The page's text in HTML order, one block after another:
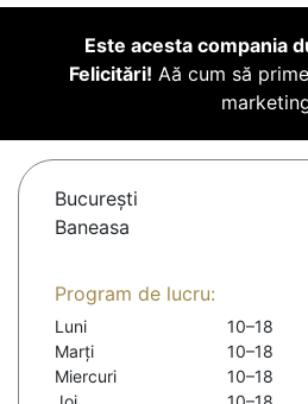
Este acesta compania
Felicitări! Aă cum să
Bucureşti
Baneasa
Program de lucru:
Luni
10–18
Marți
10–18
Miercuri
10–18